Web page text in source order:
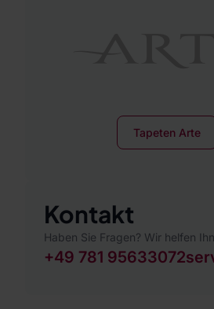
Tapeten Arte
Kontakt
Haben Sie Fragen? Wir helfen
+49 781 95633072